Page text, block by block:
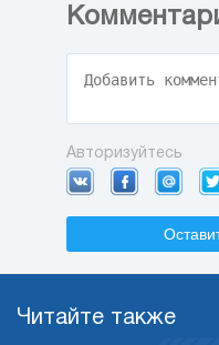
Авторизуйтесь
Читайте также